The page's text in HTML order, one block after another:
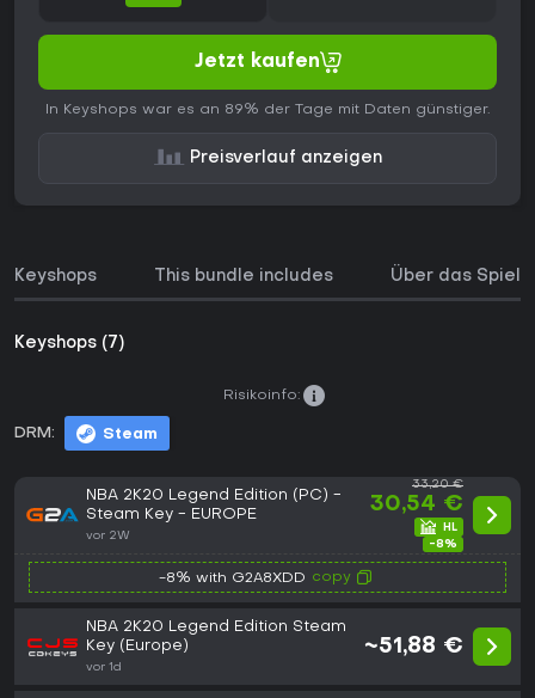
Jetzt kaufen
In Keyshops war es an 89% der Tage mit Daten günstiger.
Preisverlauf anzeigen
Keyshops This bundle includes Über das Spiel
Keyshops (7)
DRM: Steam
Risikoinfo:
NBA 2K20 Legend Edition (PC) -
Steam Key - EUROPE
vor 2W
33,20 €
30,54 €
-8%
-8% with G2A8XDD copy
NBA 2K20 Legend Edition Steam
Key (Europe)
vor 1d
~51,88 €